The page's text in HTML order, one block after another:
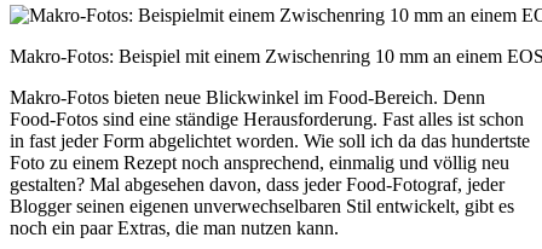
Makro-Fotos: Beispiel mit einem Zwischenring 10 mm an einem
Makro-Fotos bieten neue Blickwinkel im Food-Bereich. Denn
Food-Fotos sind eine ständige Herausforderung. Fast alles ist schon
in fast jeder Form abgelichtet worden. Wie soll ich da das hundertste
Foto zu einem Rezept noch ansprechend, einmalig und völlig neu
gestalten? Mal abgesehen davon, dass jeder Food-Fotograf, jeder
Blogger seinen eigenen unverwechselbaren Stil entwickelt, gibt es
noch ein paar Extras, die man nutzen kann.